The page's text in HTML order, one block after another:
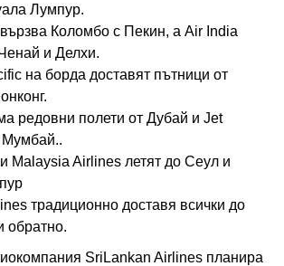
Лумпур.
Коломбо с Пекин, а Air India
и Делхи.
на борда доставят пътници от
редовни полети от Дубай и Jet
Мумбай..
Malaysia Airlines летят до Сеул и
традиционно доставя всички до
и обратно.
SriLankan Airlines планира